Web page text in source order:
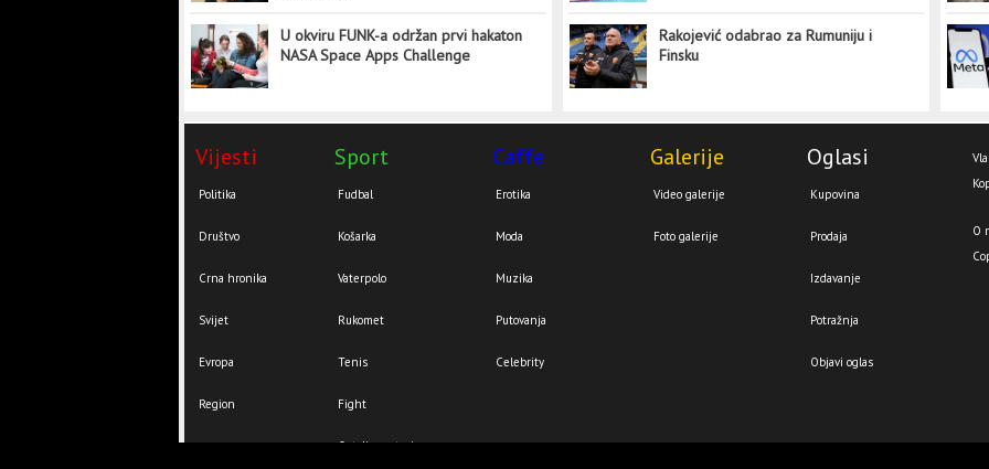
U okviru FUNK-a održan prvi hakaton
NASA Space Apps Challenge
Rakojević odabrao za Rumuniju i
Finsku
Vijesti
Politika
Društvo
Crna hronika
Svijet
Evropa
Region
Sport
Fudbal
Košarka
Vaterpolo
Rukomet
Tenis
Fight
Ostali sportovi
Caffe
Erotika
Moda
Muzika
Putovanja
Celebrity
Galerije
Video galerije
Foto galerije
Oglasi
Kupovina
Prodaja
Izdavanje
Potražnja
Objavi oglas
O